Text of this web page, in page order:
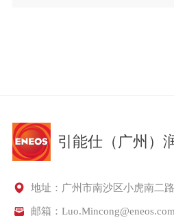
引能仕（广州）
地址：广州市南沙区小虎南二
邮箱：